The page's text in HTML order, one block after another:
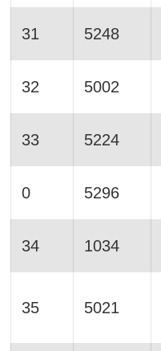
31 5248
32 5002
33 5224
0 5296
34 1034
35 5021